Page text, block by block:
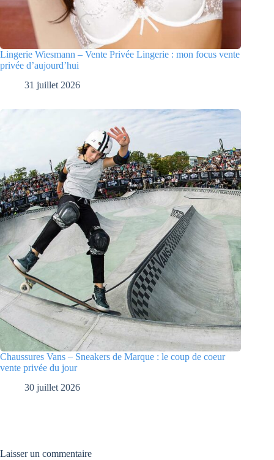
Lingerie Wiesmann – Vente Privée Lingerie : mon focus vente
privée d’aujourd’hui
31 juillet 2026
Chaussures Vans – Sneakers de Marque : le coup de coeur
vente privée du jour
30 juillet 2026
Laisser un commentaire